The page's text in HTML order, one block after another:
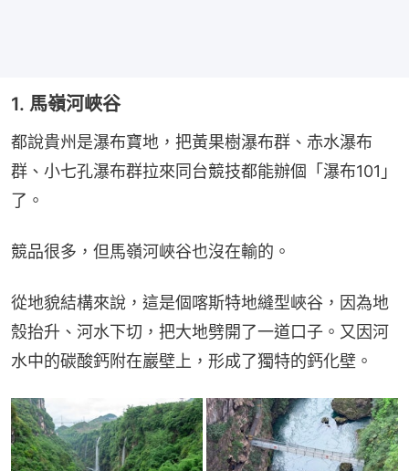
1. 馬嶺河峽谷
都說貴州是瀑布寶地，把黃果樹瀑布群、赤水瀑布
群、小七孔瀑布群拉來同台競技都能辦個「瀑布101」
了。
競品很多，但馬嶺河峽谷也沒在輸的。
從地貌結構來說，這是個喀斯特地縫型峽谷，因為地
殼抬升、河水下切，把大地劈開了一道口子。又因河
水中的碳酸鈣附在巖壁上，形成了獨特的鈣化壁。